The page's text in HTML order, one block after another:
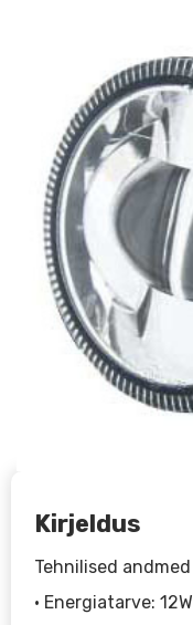
Kirjeldus
Tehnilised andmed
• Energiatarve: 12W